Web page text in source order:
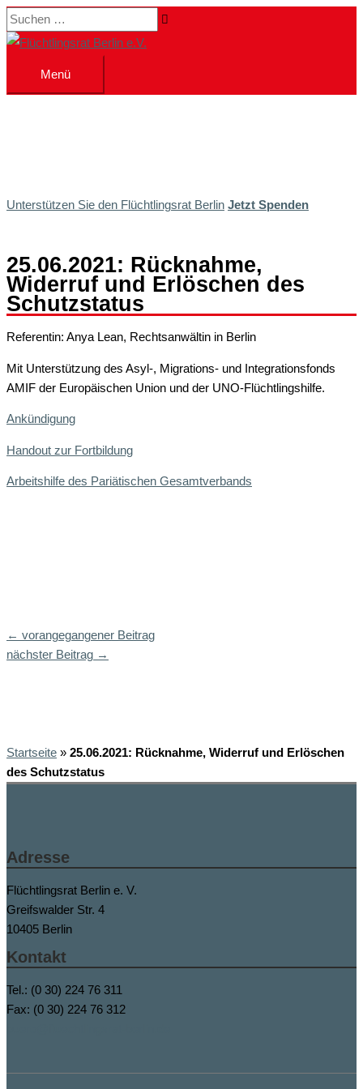
Zum
Inhalt
Suchen …
Menü
Menü
Unterstützen Sie den Flüchtlingsrat Berlin Jetzt Spenden
25.06.2021: Rücknahme,
Widerruf und Erlöschen des
Schutzstatus
Referentin: Anya Lean, Rechtsanwältin in Berlin
Mit Unterstützung des Asyl-, Migrations- und Integrationsfonds
AMIF der Europäischen Union und der UNO-Flüchtlingshilfe.
Ankündigung
Handout zur Fortbildung
Arbeitshilfe des Pariätischen Gesamtverbands
← vorangegangener Beitrag
nächster Beitrag →
Startseite » 25.06.2021: Rücknahme, Widerruf und Erlöschen
des Schutzstatus
Adresse
Flüchtlingsrat Berlin e. V.
Greifswalder Str. 4
10405 Berlin
Kontakt
Tel.: (0 30) 224 76 311
Fax: (0 30) 224 76 312